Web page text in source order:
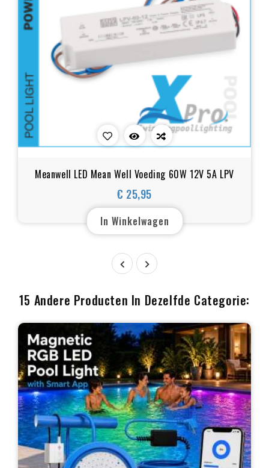
Meanwell LED Mean Well Voeding 60W 12V 5A LPV
€ 25,95
Prijs
In Winkelwagen
 
15 Andere Producten In Dezelfde Categorie: